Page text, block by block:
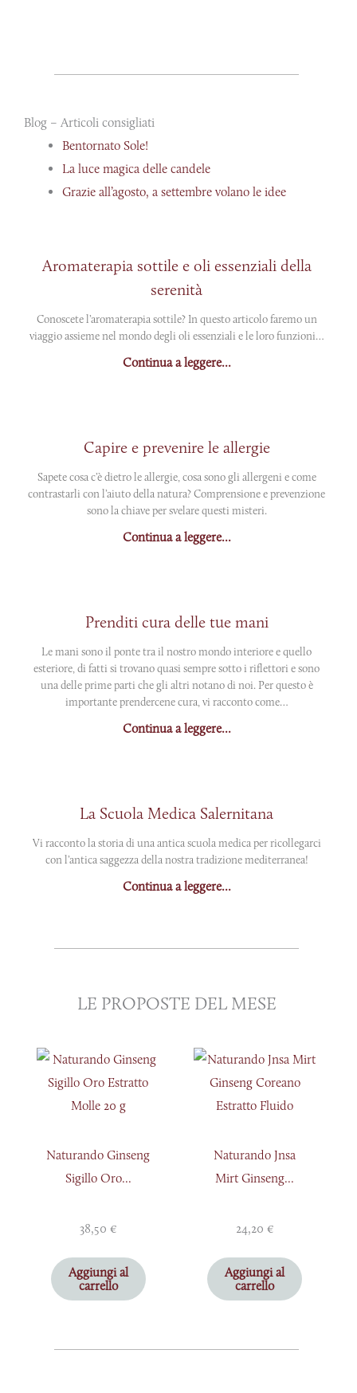
Blog – Articoli consigliati
Bentornato Sole!
La luce magica delle candele
Grazie all’agosto, a settembre volano le idee
Aromaterapia sottile e oli essenziali della
serenità
Conoscete l’aromaterapia sottile? In questo articolo faremo un
viaggio assieme nel mondo degli oli essenziali e le loro funzioni…
Continua a leggere...
Capire e prevenire le allergie
Sapete cosa c’è dietro le allergie, cosa sono gli allergeni e come
contrastarli con l’aiuto della natura? Comprensione e prevenzione
sono la chiave per svelare questi misteri.
Continua a leggere...
Prenditi cura delle tue mani
Le mani sono il ponte tra il nostro mondo interiore e quello
esteriore, di fatti si trovano quasi sempre sotto i riflettori e sono
una delle prime parti che gli altri notano di noi. Per questo è
importante prendercene cura, vi racconto come…
Continua a leggere...
La Scuola Medica Salernitana
Vi racconto la storia di una antica scuola medica per ricollegarci
con l’antica saggezza della nostra tradizione mediterranea!
Continua a leggere...
LE PROPOSTE DEL MESE
Naturando Ginseng
Sigillo Oro...
38,50€
Aggiungi al
carrello
Naturando Jnsa
Mirt Ginseng...
24,20€
Aggiungi al
carrello